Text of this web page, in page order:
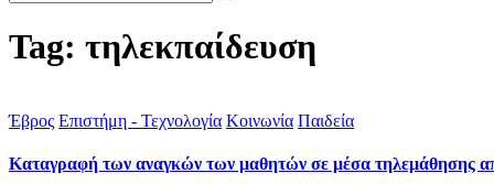
Tag: τηλεκπαίδευση
Έβρος Επιστήμη - Τεχνολογία Κοινωνία Παιδεία
Καταγραφή των αναγκών των μαθητών σε μέσα τηλεμάθησης